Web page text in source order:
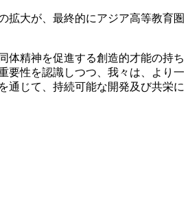
拡大が、最終的にアジア高等教育圏
体精神を促進する創造的才能の持ち
要性を認識しつつ、我々は、より一
通じて、持続可能な開発及び共栄に